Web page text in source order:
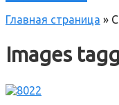
Главная страница »
Images